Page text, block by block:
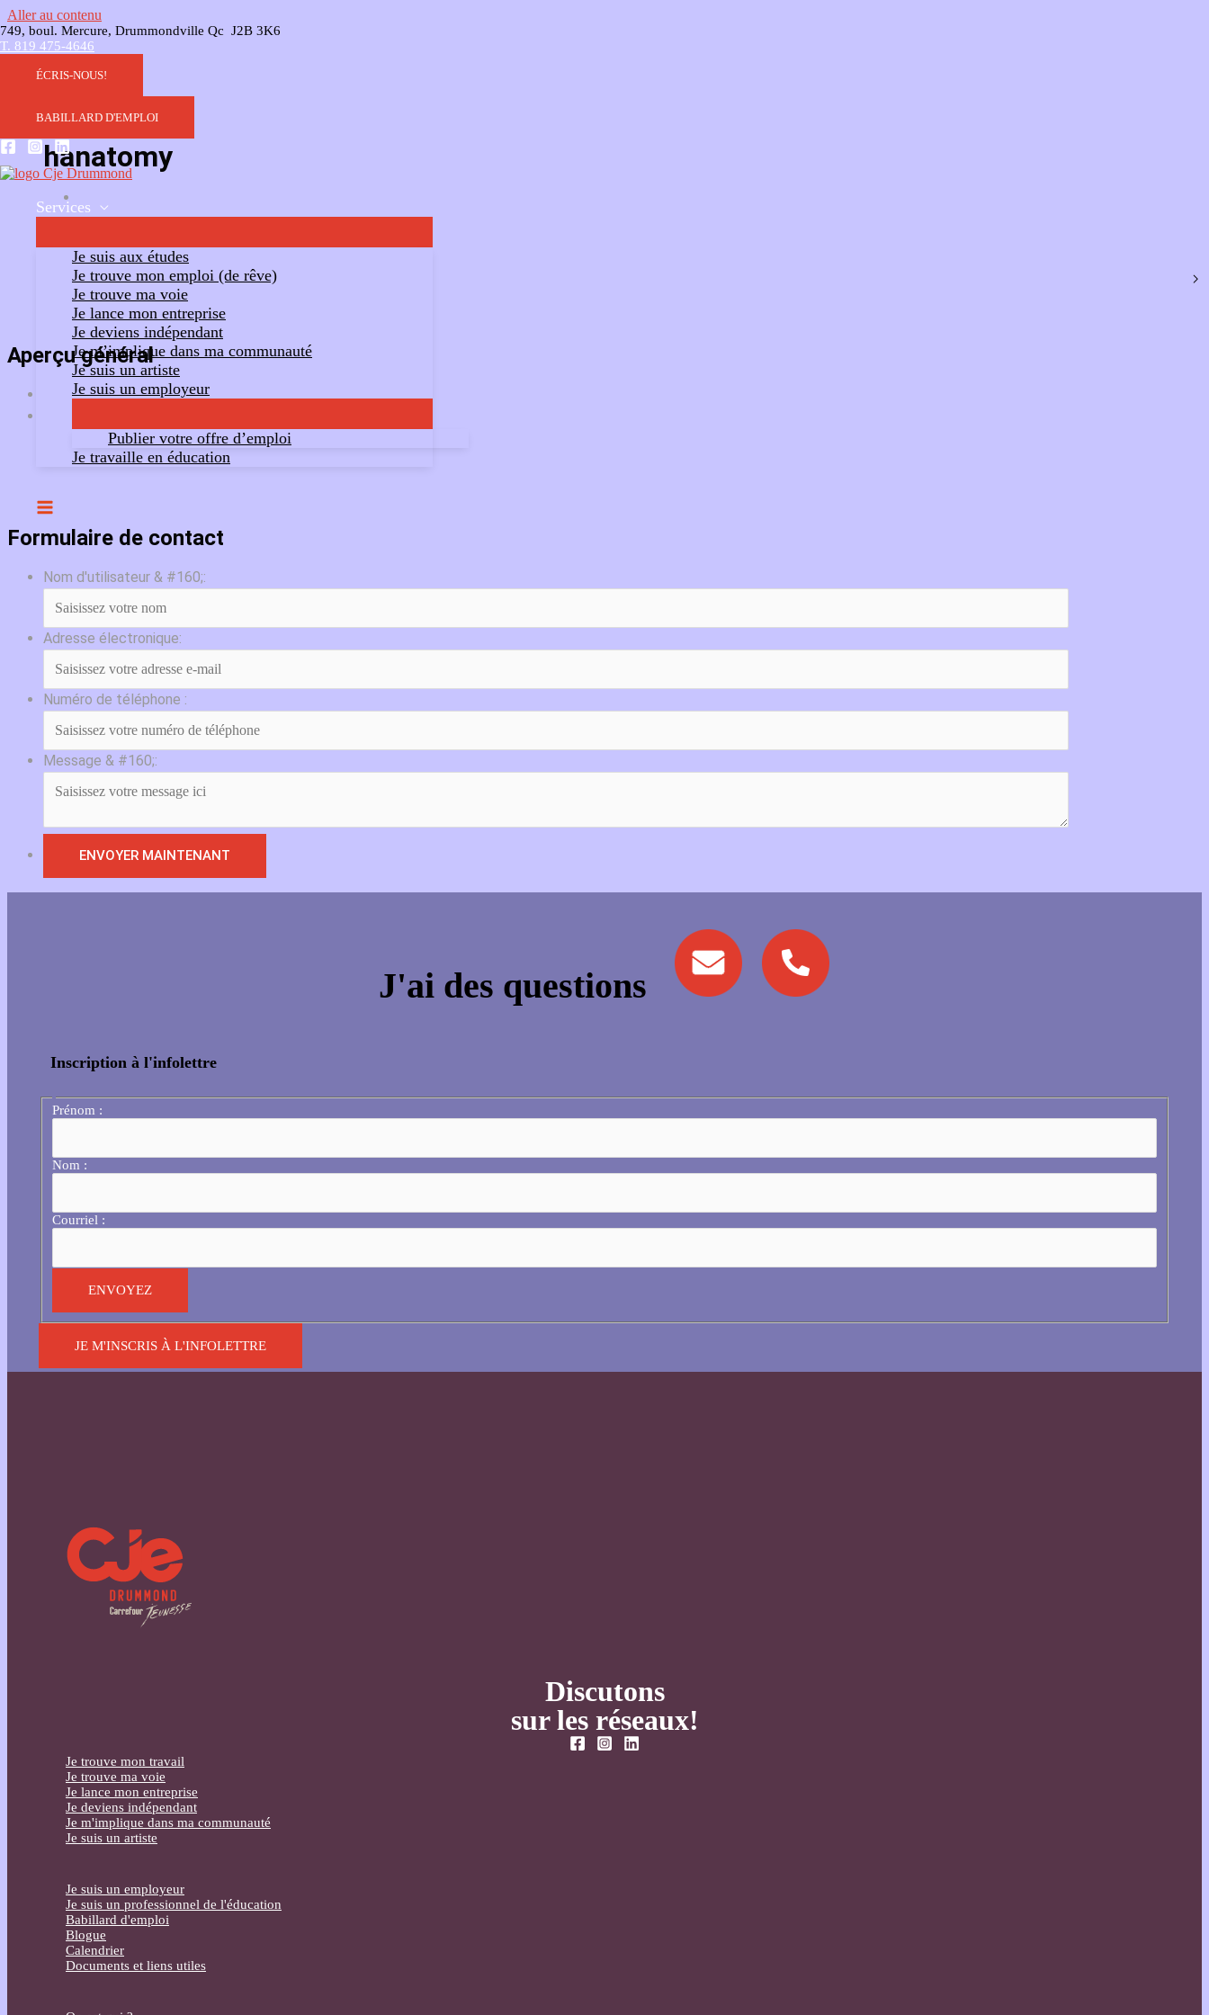
Aller au contenu
749, boul. Mercure, Drummondville Qc J2B 3K6
T. 819 475-4646
ÉCRIS-NOUS!
BABILLARD D'EMPLOI
Services
Je suis aux études
Je trouve mon emploi (de rêve)
Je trouve ma voie
Je lance mon entreprise
Je deviens indépendant
Je m’implique dans ma communauté
Je suis un artiste
Je suis un employeur
Publier votre offre d’emploi
Je travaille en éducation
hanatomy
Aperçu général
Formulaire de contact
Nom d'utilisateur & #160;:
Adresse électronique:
Numéro de téléphone :
Message & #160;:
J'ai des questions
Inscription à l'infolettre
Prénom :
Nom :
Courriel :
JE M'INSCRIS À L'INFOLETTRE
Discutons
sur les réseaux!
Je trouve mon travail
Je trouve ma voie
Je lance mon entreprise
Je deviens indépendant
Je m'implique dans ma communauté
Je suis un artiste
Je suis un employeur
Je suis un professionnel de l'éducation
Babillard d'emploi
Blogue
Calendrier
Documents et liens utiles